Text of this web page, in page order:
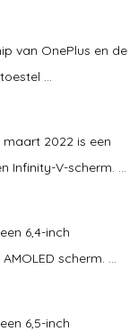
van OnePlus en de
...
maart 2022 is een
Infinity-V-scherm. ...
6,4-inch
scherm. ...
6,5-inch